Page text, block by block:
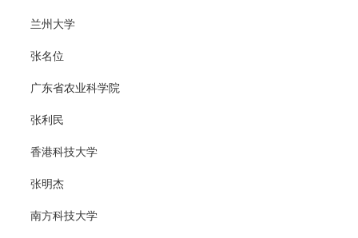
兰州大学
张名位
广东省农业科学院
张利民
香港科技大学
张明杰
南方科技大学